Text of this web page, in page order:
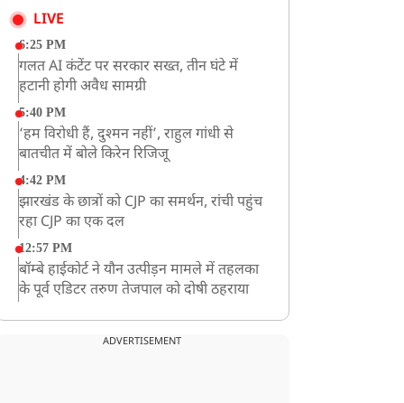
LIVE
6:25 PM
गलत AI कंटेंट पर सरकार सख्त, तीन घंटे में
हटानी होगी अवैध सामग्री
5:40 PM
‘हम विरोधी हैं, दुश्मन नहीं’, राहुल गांधी से
बातचीत में बोले किरेन रिजिजू
4:42 PM
झारखंड के छात्रों को CJP का समर्थन, रांची पहुंच
रहा CJP का एक दल
12:57 PM
बॉम्बे हाईकोर्ट ने यौन उत्पीड़न मामले में तहलका
के पूर्व एडिटर तरुण तेजपाल को दोषी ठहराया
माफिया अतीक अहमद के छोटे बेटे अबान की
ADVERTISEMENT